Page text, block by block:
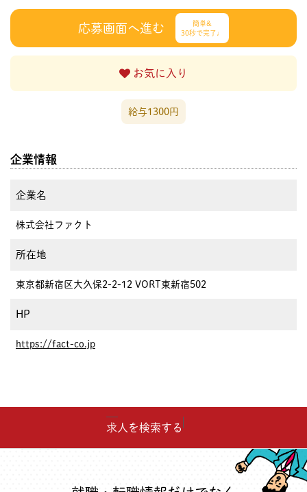
応募画面へ進む
簡単&
30秒で完了♩
お気に入り
給与1300円
企業情報
企業名
株式会社ファクト
所在地
東京都新宿区大久保2-2-12 VORT東新宿502
HP
https://fact-co.jp
求人を検索する